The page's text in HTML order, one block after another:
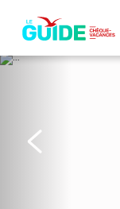
contenu
principal
Précédent